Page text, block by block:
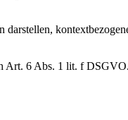
Art. 6 Abs. 1 lit. f DSGVO.